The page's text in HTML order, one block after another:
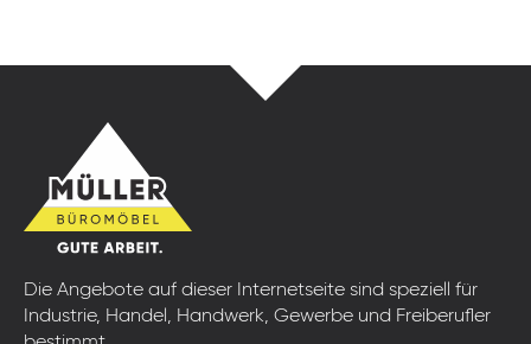
Die Angebote auf dieser Internetseite sind speziell für
Industrie, Handel, Handwerk, Gewerbe und Freiberufler